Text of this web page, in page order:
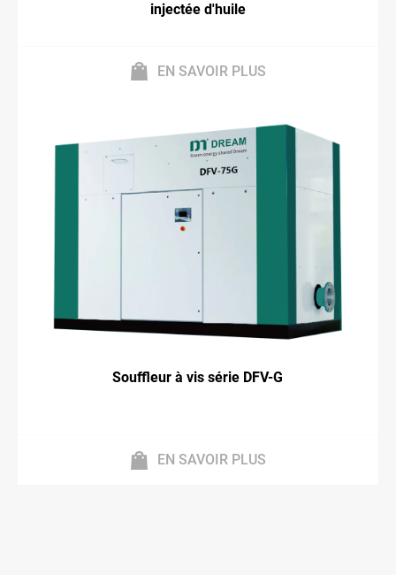
injectée d'huile
EN SAVOIR PLUS
Souffleur à vis série DFV-G
EN SAVOIR PLUS